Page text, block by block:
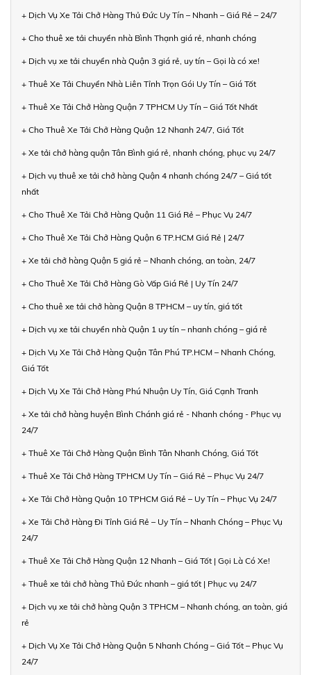
+ Dịch Vụ Xe Tải Chở Hàng Thủ Đức Uy Tín – Nhanh – Giá Rẻ – 24/7
+ Cho thuê xe tải chuyển nhà Bình Thạnh giá rẻ, nhanh chóng
+ Dịch vụ xe tải chuyển nhà Quận 3 giá rẻ, uy tín – Gọi là có xe!
+ Thuê Xe Tải Chuyển Nhà Liên Tỉnh Trọn Gói Uy Tín – Giá Tốt
+ Thuê Xe Tải Chở Hàng Quận 7 TPHCM Uy Tín – Giá Tốt Nhất
+ Cho Thuê Xe Tải Chở Hàng Quận 12 Nhanh 24/7, Giá Tốt
+ Xe tải chở hàng quận Tân Bình giá rẻ, nhanh chóng, phục vụ 24/7
+ Dịch vụ thuê xe tải chở hàng Quận 4 nhanh chóng 24/7 – Giá tốt
nhất
+ Cho Thuê Xe Tải Chở Hàng Quận 11 Giá Rẻ – Phục Vụ 24/7
+ Cho Thuê Xe Tải Chở Hàng Quận 6 TP.HCM Giá Rẻ | 24/7
+ Xe tải chở hàng Quận 5 giá rẻ – Nhanh chóng, an toàn, 24/7
+ Cho Thuê Xe Tải Chở Hàng Gò Vấp Giá Rẻ | Uy Tín 24/7
+ Cho thuê xe tải chở hàng Quận 8 TPHCM – uy tín, giá tốt
+ Dịch vụ xe tải chuyển nhà Quận 1 uy tín – nhanh chóng – giá rẻ
+ Dịch Vụ Xe Tải Chở Hàng Quận Tân Phú TP.HCM – Nhanh Chóng,
Giá Tốt
+ Dịch Vụ Xe Tải Chở Hàng Phú Nhuận Uy Tín, Giá Cạnh Tranh
+ Xe tải chở hàng huyện Bình Chánh giá rẻ - Nhanh chóng - Phục vụ
24/7
+ Thuê Xe Tải Chở Hàng Quận Bình Tân Nhanh Chóng, Giá Tốt
+ Thuê Xe Tải Chở Hàng TPHCM Uy Tín – Giá Rẻ – Phục Vụ 24/7
+ Xe Tải Chở Hàng Quận 10 TPHCM Giá Rẻ – Uy Tín – Phục Vụ 24/7
+ Xe Tải Chở Hàng Đi Tỉnh Giá Rẻ – Uy Tín – Nhanh Chóng – Phục Vụ
24/7
+ Thuê Xe Tải Chở Hàng Quận 12 Nhanh – Giá Tốt | Gọi Là Có Xe!
+ Thuê xe tải chở hàng Thủ Đức nhanh – giá tốt | Phục vụ 24/7
+ Dịch vụ xe tải chở hàng Quận 3 TPHCM – Nhanh chóng, an toàn, giá
rẻ
+ Dịch Vụ Xe Tải Chở Hàng Quận 5 Nhanh Chóng – Giá Tốt – Phục Vụ
24/7